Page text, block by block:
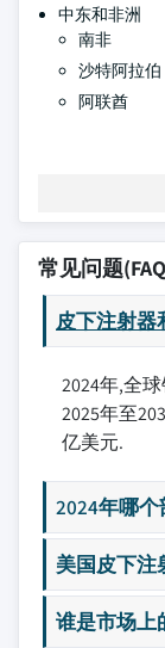
中东和非洲
南非
沙特阿拉伯
阿联酋
常见问题
皮下注射器
2024年,全
2025年至
亿美元.
2024年哪
美国皮下注
谁是市场上